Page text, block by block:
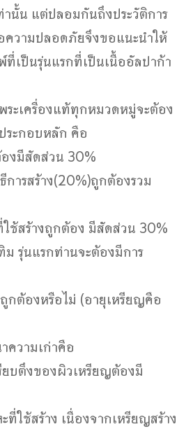
านั้น แต่ปลอมกันถึงประวัติการ
ความปลอดภัยจึงขอแนะนำให้
ที่เป็นรุ่นแรกที่เป็นเนื้ออัลปาก้า
ระเครื่องแท้ทุกหมวดหมู่จะต้อง
ระกอบหลัก คือ
งมีสัดส่วน 30%
ารสร้าง(20%)ถูกต้องรวม
ช้สร้างถูกต้อง มีสัดส่วน 30%
รุ่นแรกท่านจะต้องมีการ
กต้องหรือไม่ (อายุเหรียญคือ
ความเก่าคือ
ยบตึงของผิวเหรียญต้องมี
ที่ใช้สร้าง เนื่องจากเหรียญสร้าง